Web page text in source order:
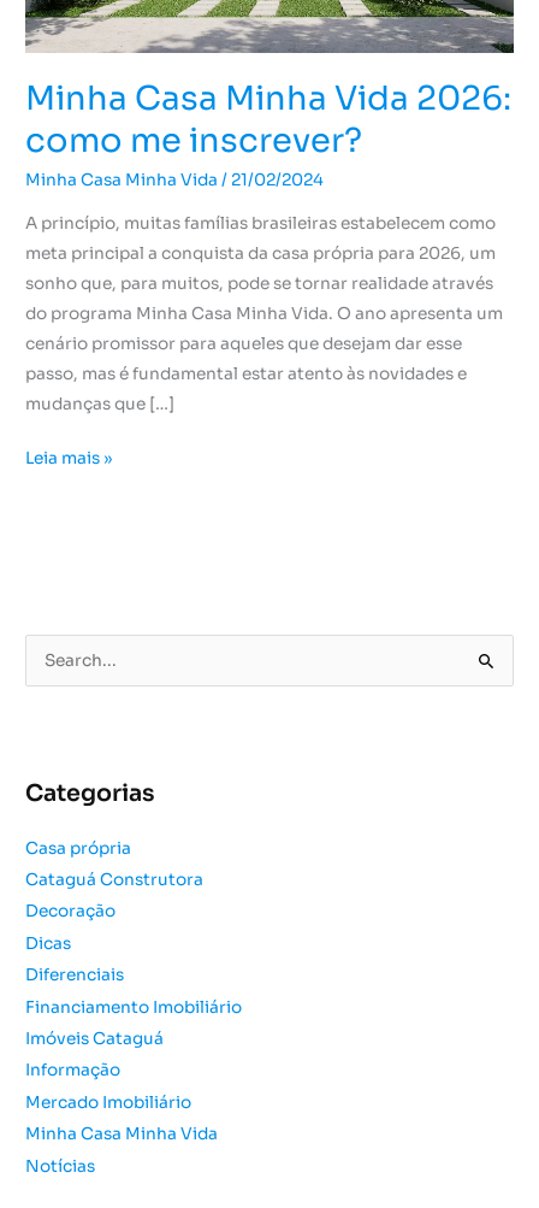
Minha Casa Minha Vida 2026:
como me inscrever?
Minha Casa Minha Vida / 21/02/2024
A princípio, muitas famílias brasileiras estabelecem como
meta principal a conquista da casa própria para 2026, um
sonho que, para muitos, pode se tornar realidade através
do programa Minha Casa Minha Vida. O ano apresenta um
cenário promissor para aqueles que desejam dar esse
passo, mas é fundamental estar atento às novidades e
mudanças que […]
Leia mais »
e
i
a
r
p
o
r
Categorias
Casa própria
Cataguá Construtora
Decoração
Dicas
Diferenciais
Financiamento Imobiliário
Imóveis Cataguá
Informação
Mercado Imobiliário
Minha Casa Minha Vida
Notícias